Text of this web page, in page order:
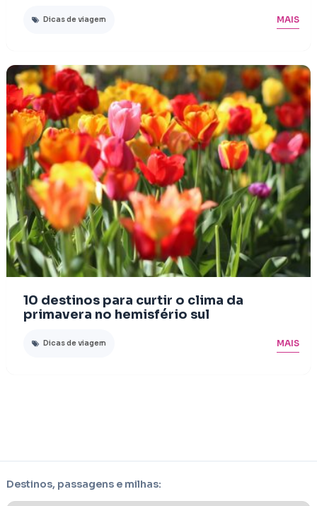
Dicas de viagem MAIS
10 destinos para curtir o clima da
primavera no hemisfério sul
Dicas de viagem MAIS
Destinos, passagens e milhas: